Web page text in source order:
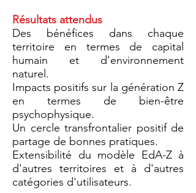
Résultats attendus
Des bénéfices dans chaque
territoire en termes de capital
humain et d'environnement
naturel.
Impacts positifs sur la génération Z
en termes de bien-être
psychophysique.
Un cercle transfrontalier positif de
partage de bonnes pratiques.
Extensibilité du modèle EdA-Z à
d'autres territoires et à d'autres
catégories d'utilisateurs.